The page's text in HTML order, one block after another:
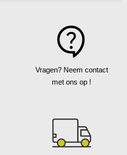
Vragen? Neem contact
met ons op !